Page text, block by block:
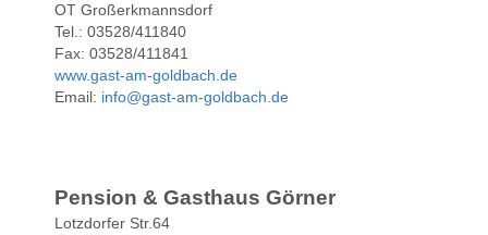
OT Großerkmannsdorf
Tel.: 03528/411840
Fax: 03528/411841
www.gast-am-goldbach.de
Email: info@gast-am-goldbach.de
Pension & Gasthaus Görner
Lotzdorfer Str.64